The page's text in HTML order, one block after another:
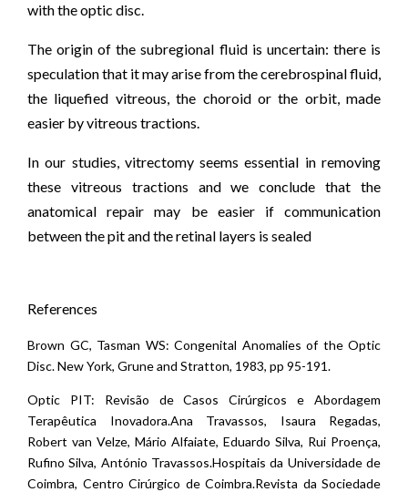
with the optic disc.
The origin of the subregional fluid is uncertain: there is
speculation that it may arise from the cerebrospinal fluid,
the liquefied vitreous, the choroid or the orbit, made
easier by vitreous tractions.
In our studies, vitrectomy seems essential in removing
these vitreous tractions and we conclude that the
anatomical repair may be easier if communication
between the pit and the retinal layers is sealed
References
Brown GC, Tasman WS: Congenital Anomalies of the Optic
Disc. New York, Grune and Stratton, 1983, pp 95-191.
Optic PIT: Revisão de Casos Cirúrgicos e Abordagem
Terapêutica Inovadora.Ana Travassos, Isaura Regadas,
Robert van Velze, Mário Alfaiate, Eduardo Silva, Rui Proença,
Rufino Silva, António Travassos.Hospitais da Universidade de
Coimbra, Centro Cirúrgico de Coimbra.Revista da Sociedade